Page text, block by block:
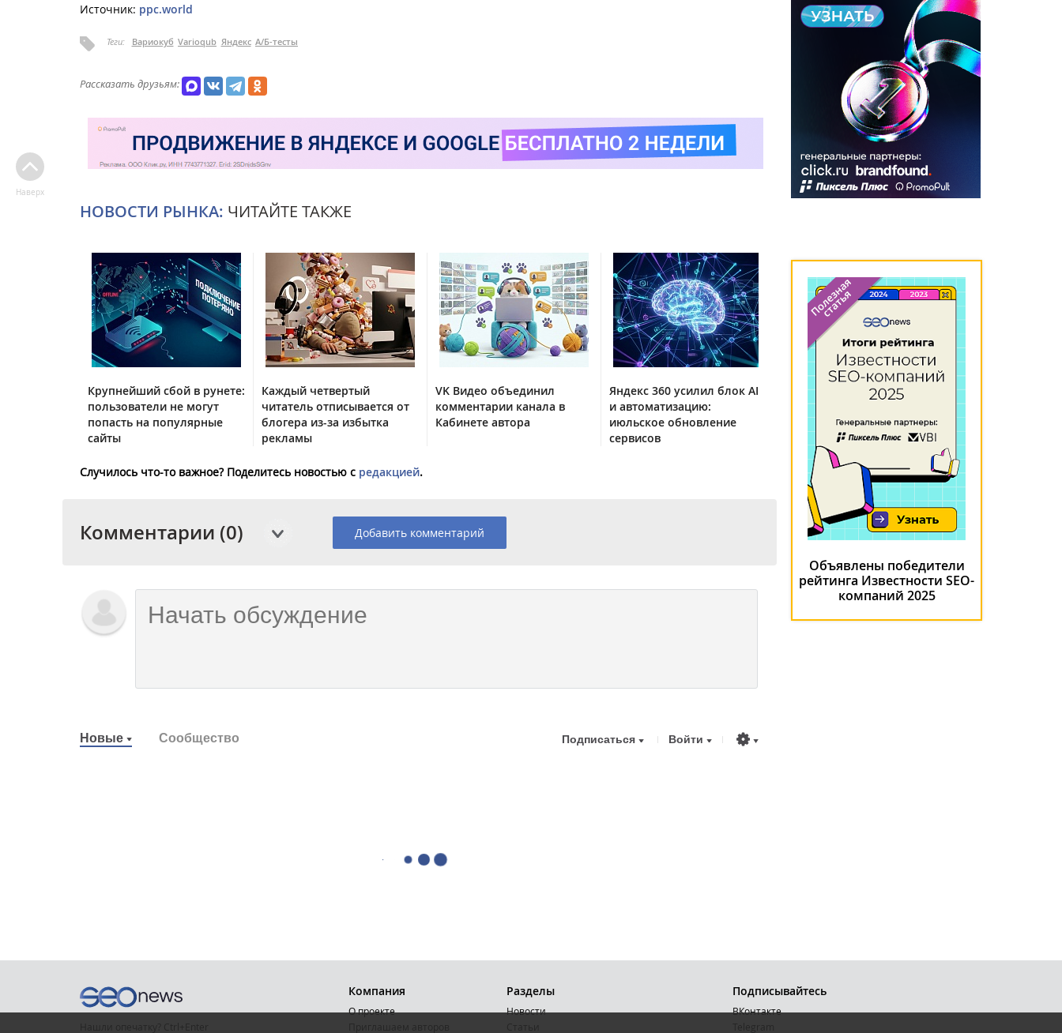
Источник: ppc.world
Теги: Вариокуб Varioqub Яндекс А/Б-тесты
Рассказать друзьям:
НОВОСТИ РЫНКА: ЧИТАЙТЕ ТАКЖЕ
Крупнейший сбой в рунете:
пользователи не могут
попасть на популярные
сайты
Каждый четвертый
читатель отписывается от
блогера из-за избытка
рекламы
VK Видео объединил
комментарии канала в
Кабинете автора
Яндекс 360 усилил блок AI
и автоматизацию:
июльское обновление
сервисов
Случилось что-то важное? Поделитесь новостью с редакцией.
Комментарии (0) Добавить комментарий
Новые Сообщество Подписаться Войти
Наверх
Объявлены победители
рейтинга Известности SEO-
компаний 2025
Компания
О проекте
Разделы
Новости
Подписывайтесь
ВКонтакте